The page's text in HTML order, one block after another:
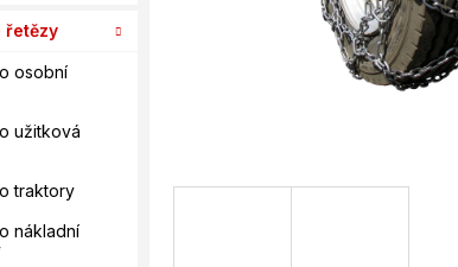
řetězy
osobní
užitková
traktory
nákladní